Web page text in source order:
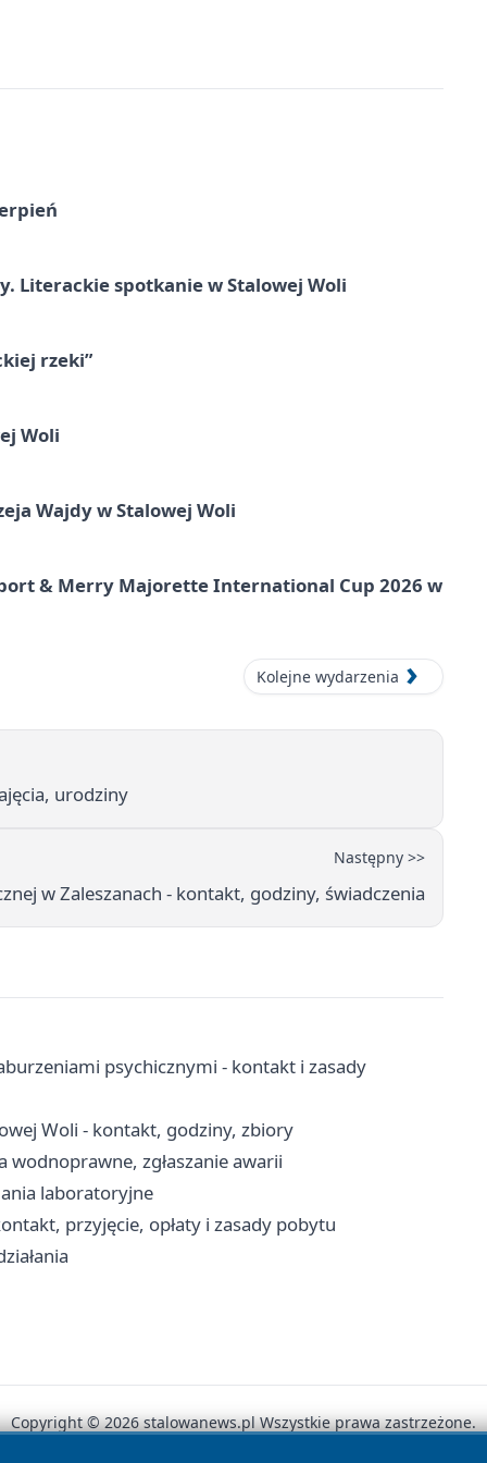
Literackie spotkanie w Stalowej Woli
rzeki”
Woli
Wajdy w Stalowej Woli
& Merry Majorette International Cup 2026 w
Kolejne wydarzenia
urodziny
Następny >>
w Zaleszanach - kontakt, godziny, świadczenia
psychicznymi - kontakt i zasady
Woli - kontakt, godziny, zbiory
zgłaszanie awarii
laboratoryjne
przyjęcie, opłaty i zasady pobytu
Copyright © 2026 stalowanews.pl Wszystkie prawa zastrzeżone.